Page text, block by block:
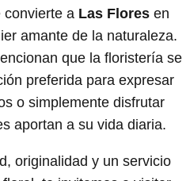
convierte a Las Flores en
amante de la naturaleza.
que la floristería se
preferida para expresar
o simplemente disfrutar
aportan a su vida diaria.
originalidad y un servicio